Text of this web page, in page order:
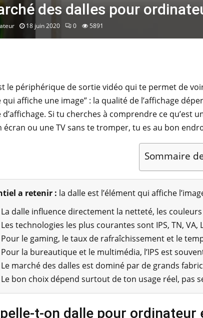
des dalles pour
18 juin 2020 0 5891
le périphérique de sortie vidéo qui te permet de
qui affiche une image” : la qualité de l’affichage
d’affichage. Si tu cherches à comprendre ce
écran ou une TV sans te tromper, tu es au bon
Sommaire
a retenir : la dalle est l’élément qui affiche
La dalle influence directement la netteté, les
Les technologies les plus courantes sont IPS, TN, VA,
Pour le gaming, le taux de rafraîchissement et le
Pour la bureautique et le multimédia, l’IPS est
Le marché des dalles est dominé par de grands
Le bon choix dépend surtout de ton usage réel, pas
t-on dalle pour ordinateur